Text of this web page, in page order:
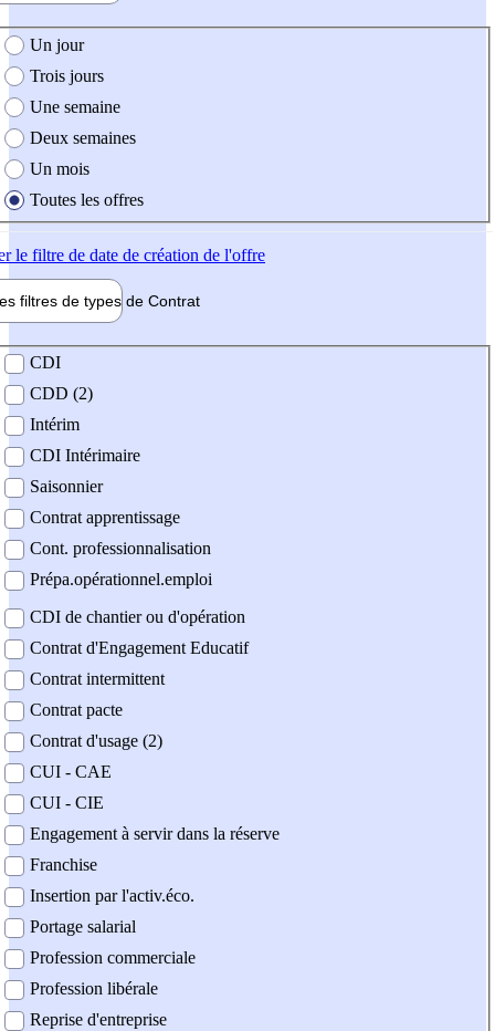
création de l'offre
Un jour
Trois jours
Une semaine
Deux semaines
Un mois
Toutes les offres
le filtre de date de création de l'offre
filtres de types de Contrat
contrat
CDI
CDD (2)
Intérim
CDI Intérimaire
Saisonnier
Contrat apprentissage
Cont. professionnalisation
Prépa.opérationnel.emploi
CDI de chantier ou d'opération
Contrat d'Engagement Educatif
Contrat intermittent
Contrat pacte
Contrat d'usage (2)
CUI - CAE
CUI - CIE
Engagement à servir dans la réserve
Franchise
Insertion par l'activ.éco.
Portage salarial
Profession commerciale
Profession libérale
Reprise d'entreprise